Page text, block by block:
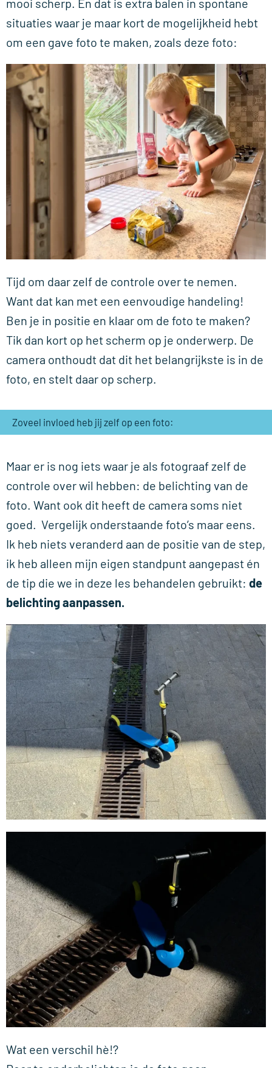
mooi scherp. En dat is extra balen in spontane
situaties waar je maar kort de mogelijkheid hebt
om een gave foto te maken, zoals deze foto:
Tijd om daar zelf de controle over te nemen.
Want dat kan met een eenvoudige handeling!
Ben je in positie en klaar om de foto te maken?
Tik dan kort op het scherm op je onderwerp. De
camera onthoudt dat dit het belangrijkste is in de
foto, en stelt daar op scherp.
Zoveel invloed heb jij zelf op een foto:
Maar er is nog iets waar je als fotograaf zelf de
controle over wil hebben: de belichting van de
foto. Want ook dit heeft de camera soms niet
goed. Vergelijk onderstaande foto’s maar eens.
Ik heb niets veranderd aan de positie van de step,
ik heb alleen mijn eigen standpunt aangepast én
de tip die we in deze les behandelen gebruikt: de
belichting aanpassen.
Wat een verschil hè!?